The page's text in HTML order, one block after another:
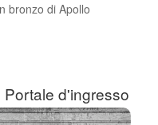
bronzo di Apollo
d'ingresso